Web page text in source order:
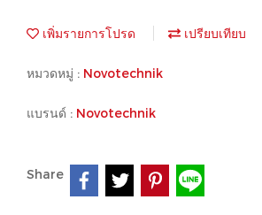
เพิ่มรายการโปรด เปรียบเทียบ
หมวดหมู่ : Novotechnik
แบรนด์ : Novotechnik
Share